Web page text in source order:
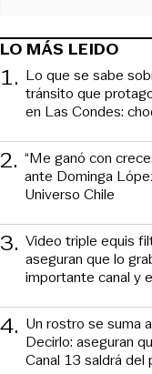
LO MÁS LEIDO
1. Lo que se sabe
tránsito que
en Las Condes:
2. “Me ganó con
ante Dominga
Universo Chile
3. Video triple equis
aseguran que lo
importante canal y
4. Un rostro se suma
Decirlo: aseguran
Canal 13 saldrá del